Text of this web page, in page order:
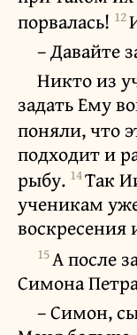
порвалась! 12
– Давайте
Никто из
задать Ему
поняли, что
подходит и
рыбу. 14Так
ученикам
воскресения
15А после
Симона
– Симон,